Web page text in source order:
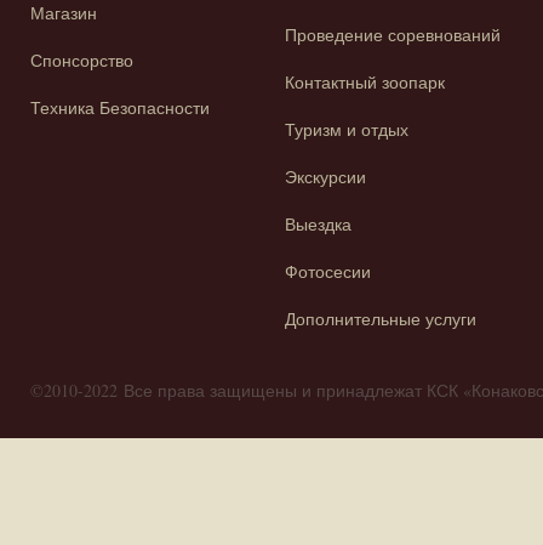
Магазин
Спонсорство
Техника Безопасности
Проведение соревнований
Контактный зоопарк
Туризм и отдых
Экскурсии
Выездка
Фотосесии
Дополнительные услуги
©2010-2022 Все права защищены и принадлежат КСК